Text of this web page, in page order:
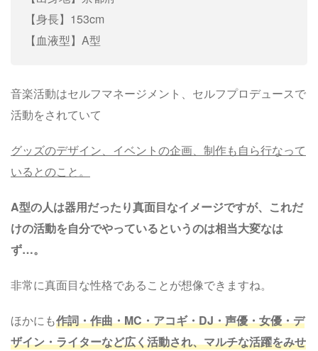
【身長】153cm
【血液型】A型
音楽活動はセルフマネージメント、セルフプロデュースで
活動をされていて
グッズのデザイン、イベントの企画、制作も自ら行なって
いるとのこと。
A型の人は器用だったり真面目なイメージですが、これだ
けの活動を自分でやっているというのは相当大変なは
ず…。
非常に真面目な性格であることが想像できますね。
ほかにも作詞・作曲・MC・アコギ・DJ・声優・女優・デ
ザイン・ライターなど広く活動され、マルチな活躍をみせ